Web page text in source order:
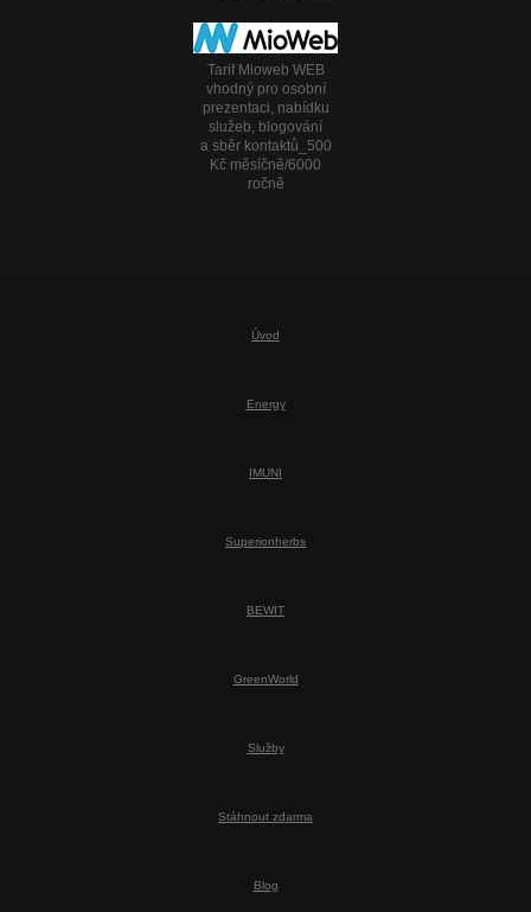
Tarif Mioweb WEB
vhodný pro osobní
prezentaci, nabídku
služeb, blogování
a sběr kontaktů_500
Kč měsíčně/6000
ročně
Úvod
Energy
IMUNI
Superionherbs
BEWIT
GreenWorld
Služby
Stáhnout zdarma
Blog